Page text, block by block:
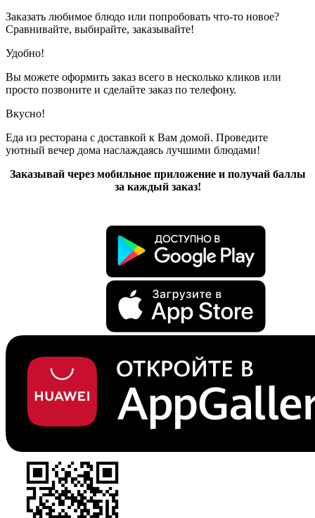
Заказать любимое блюдо или попробовать что-то новое?
Сравнивайте, выбирайте, заказывайте!
Удобно!
Вы можете оформить заказ всего в несколько кликов или
просто позвоните и сделайте заказ по телефону.
Вкусно!
Еда из ресторана с доставкой к Вам домой. Проведите
уютный вечер дома наслаждаясь лучшими блюдами!
Заказывай через мобильное приложение и получай баллы
за каждый заказ!